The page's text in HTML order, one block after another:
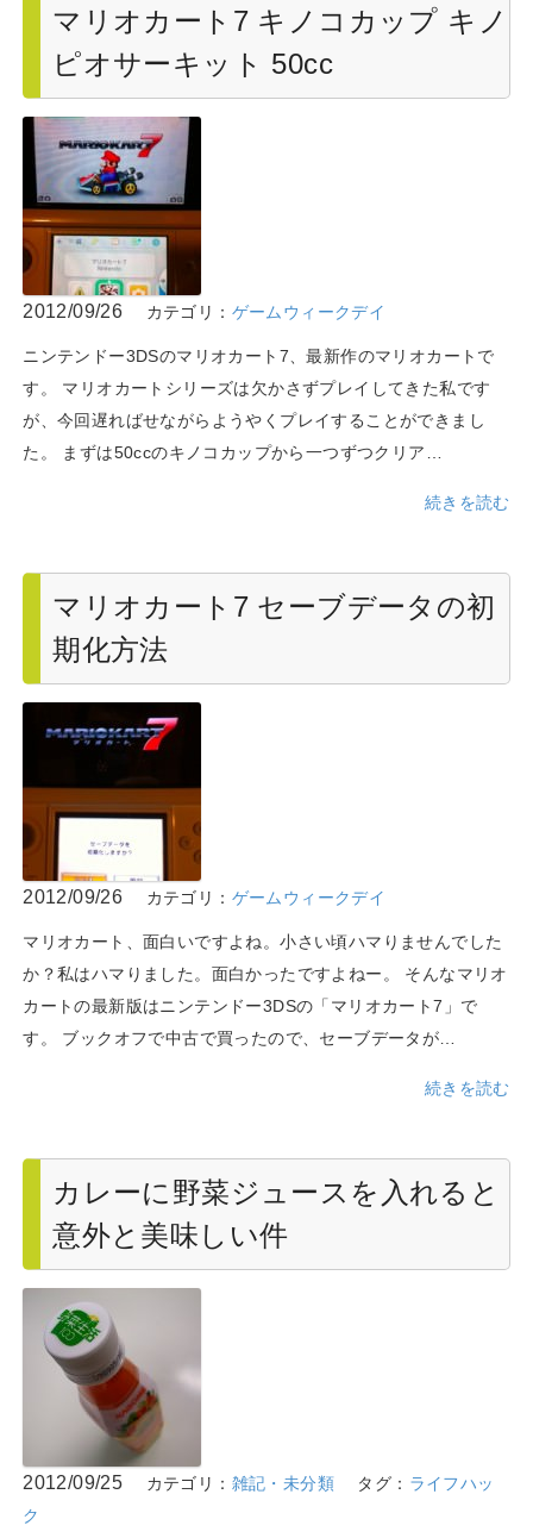
マリオカート7 キノコカップ キノ
ピオサーキット 50cc
2012/09/26 カテゴリ： ゲームウィークデイ
ニンテンドー3DSのマリオカート7、最新作のマリオカートで
す。 マリオカートシリーズは欠かさずプレイしてきた私です
が、今回遅ればせながらようやくプレイすることができまし
た。 まずは50ccのキノコカップから一つずつクリア…
続きを読む
マリオカート7 セーブデータの初
期化方法
2012/09/26 カテゴリ： ゲームウィークデイ
マリオカート、面白いですよね。小さい頃ハマりませんでした
か？私はハマりました。面白かったですよねー。 そんなマリオ
カートの最新版はニンテンドー3DSの「マリオカート7」で
す。 ブックオフで中古で買ったので、セーブデータが…
続きを読む
カレーに野菜ジュースを入れると
意外と美味しい件
2012/09/25 カテゴリ： 雑記・未分類 タグ： ライフハッ
ク